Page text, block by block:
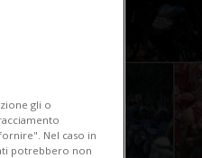
gli o
Nel caso in
potrebbero non